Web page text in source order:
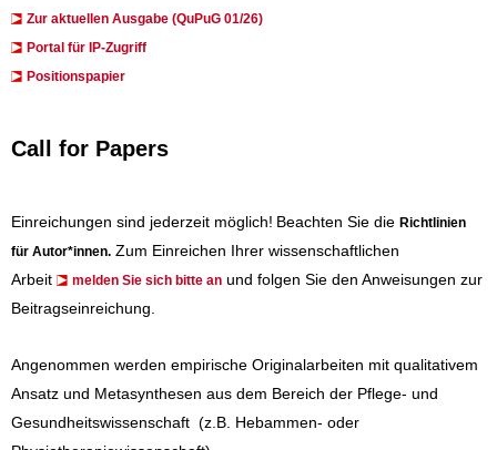
Zur aktuellen Ausgabe (QuPuG 01/26)
​​​Portal für IP-Zugriff
Positionspapier
Call for Papers
Einreichungen sind jederzeit möglich! Beachten Sie die Richtlinien
für Autor*innen. Zum Einreichen Ihrer wissenschaftlichen
Arbeit
melden Sie sich bitte an und folgen Sie den Anweisungen zur
Beitragseinreichung.
Angenommen werden empirische Originalarbeiten mit qualitativem
Ansatz und Metasynthesen aus dem Bereich der Pflege- und
Gesundheitswissenschaft (z.B. Hebammen- oder